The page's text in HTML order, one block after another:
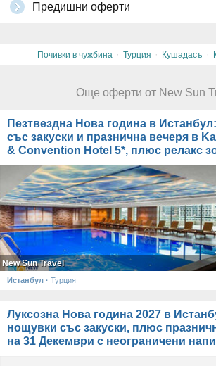
Предишни оферти
Почивки в чужбина · Турция · Кушадасъ ·
Още оферти от New Sun
Пезтвездна Нова година в
със закуски и празнична вечеря в
& Convention Hotel 5*, плюс релакс
New Sun Travel
Истанбул · Турция
Луксозна Нова година 2027 в
нощувки със закуски, плюс
на 31 Декември с неограничени